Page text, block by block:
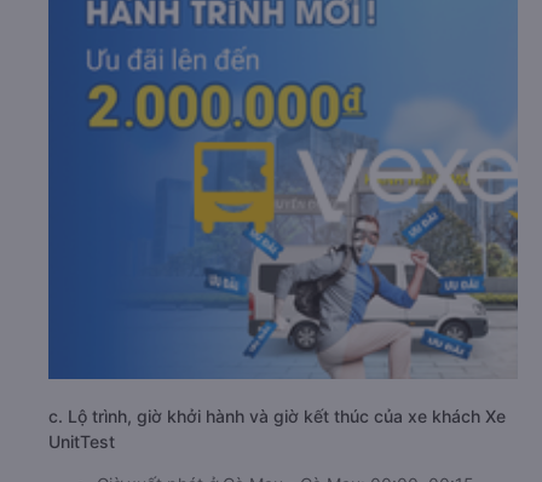
c. Lộ trình, giờ khởi hành và giờ kết thúc của xe khách Xe
UnitTest